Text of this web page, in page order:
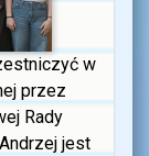
w
przez
Rady
jest